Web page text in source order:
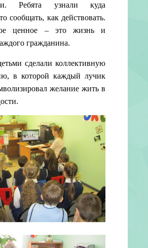
Ребята узнали куда
сообщать, как действовать.
ценное – это жизнь и
гражданина.
сделали коллективную
в которой каждый лучик
желание жить в